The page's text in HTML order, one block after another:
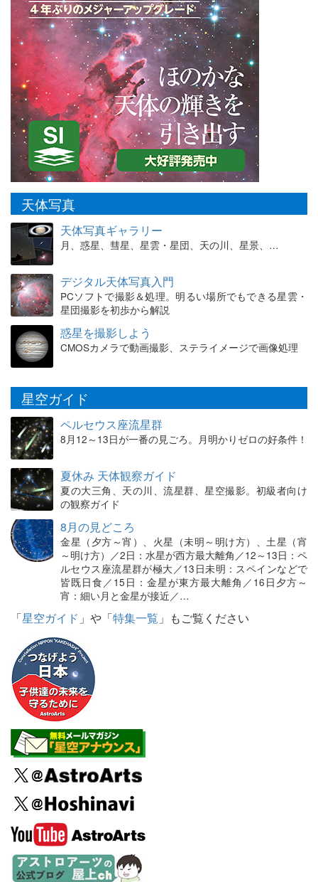
天体写真
天体写真ギャラリー
月、惑星、彗星、星雲・星団、天の川、星景、…
デジタル天体写真入門
PCソフトで撮影＆処理。明るい場所でもできる星雲・
星団撮影を初歩から解説
惑星を撮影しよう
CMOSカメラで動画撮影、ステライメージで画像処理
星空ガイド
ペルセウス座流星群
8月12～13日が一番の見ごろ。月明かりゼロの好条件！
夏休み 天体観察ガイド
夏の大三角、天の川、流星群、星空撮影。初級者向け
の観察ガイド
8月の見どころ
金星（夕方～宵）、火星（未明～明け方）、土星（宵
～明け方）／2日：水星が西方最大離角／12～13日：ペ
ルセウス座流星群が極大／13日未明：スペインなどで
皆既日食／15日：金星が東方最大離角／16日夕方～
宵：細い月と金星が接近／…
「星空ガイド 」や「特集一覧 」もご覧ください